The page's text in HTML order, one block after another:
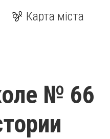
Карта міста
№ 66